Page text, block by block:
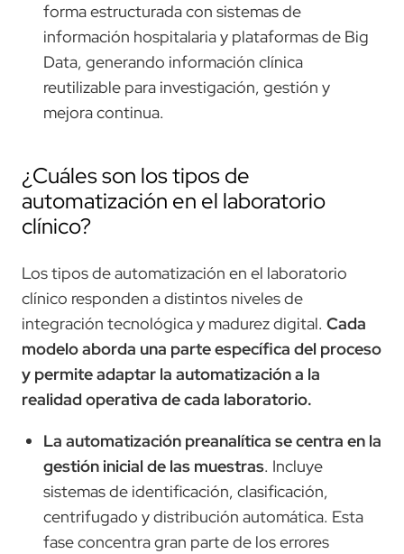
forma estructurada con sistemas de
información hospitalaria y plataformas de Big
Data, generando información clínica
reutilizable para investigación, gestión y
mejora continua.
¿Cuáles son los tipos de
automatización en el laboratorio
clínico?
Los tipos de automatización en el laboratorio
clínico responden a distintos niveles de
integración tecnológica y madurez digital. Cada
modelo aborda una parte específica del proceso
y permite adaptar la automatización a la
realidad operativa de cada laboratorio.
La automatización preanalítica se centra en la
gestión inicial de las muestras. Incluye
sistemas de identificación, clasificación,
centrifugado y distribución automática. Esta
fase concentra gran parte de los errores